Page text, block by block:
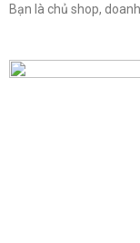
Bạn là chủ shop,